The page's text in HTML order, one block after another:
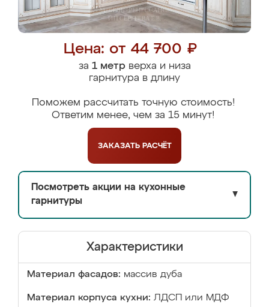
Цена: от 44 700 ₽
за 1 метрверха и низа
гарнитура в длину
Поможем рассчитать точную стоимость!
Ответим менее, чем за 15 минут!
ЗАКАЗАТЬ РАСЧЁТ
Посмотреть акции на кухонные
гарнитуры
▼
Характеристики
Материал фасадов: массив дуба
Материал корпуса кухни: ЛДСП или МДФ